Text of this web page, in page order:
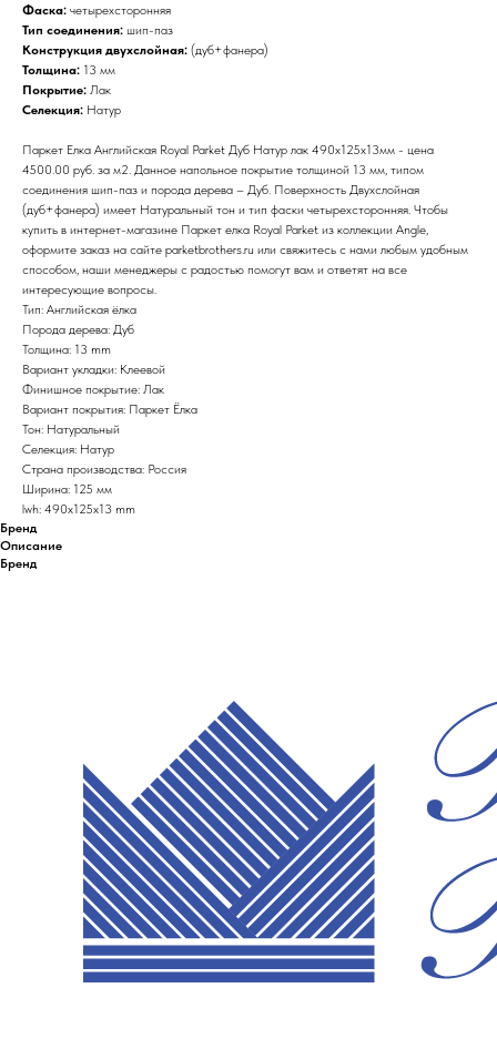
Фаска: четырехсторонняя
Тип соединения: шип-паз
Конструкция двухслойная: (дуб+фанера)
Толщина: 13 мм
Покрытие: Лак
Селекция: Натур
Паркет Елка Английская Royal Parket Дуб Натур лак 490х125х13мм - цена
4500.00 руб. за м2. Данное напольное покрытие толщиной 13 мм, типом
соединения шип-паз и порода дерева – Дуб. Поверхность Двухслойная
(дуб+фанера) имеет Натуральный тон и тип фаски четырехсторонняя. Чтобы
купить в интернет-магазине Паркет елка Royal Parket из коллекции Angle,
оформите заказ на сайте parketbrothers.ru или свяжитесь с нами любым удобным
способом, наши менеджеры с радостью помогут вам и ответят на все
интересующие вопросы.
Тип: Английская ёлка
Порода дерева: Дуб
Толщина: 13 mm
Вариант укладки: Клеевой
Финишное покрытие: Лак
Вариант покрытия: Паркет Ёлка
Тон: Натуральный
Селекция: Натур
Страна производства: Россия
Ширина: 125 мм
lwh: 490x125x13 mm
Бренд
Описание
Бренд